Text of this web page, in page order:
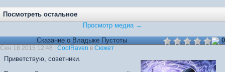
Посмотреть остальное
Просмотр медиа →
0
Сказание о Владыке Пустоты
Сен 18 2015 12:48 | CoolRaven в Сюжет
Приветствую, советники.